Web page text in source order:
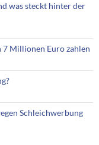
was steckt hinter der
7 Millionen Euro zahlen
Schleichwerbung